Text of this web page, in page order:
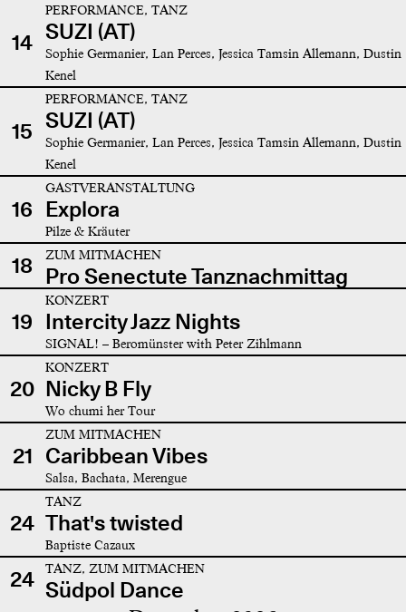
14
PERFORMANCE, TANZ
SUZI (AT)
Sophie Germanier, Lan Perces, Jessica Tamsin Allemann, Dustin
Kenel
15
PERFORMANCE, TANZ
SUZI (AT)
Sophie Germanier, Lan Perces, Jessica Tamsin Allemann, Dustin
Kenel
16
GASTVERANSTALTUNG
Explora
Pilze & Kräuter
18 ZUM MITMACHEN
Pro Senectute Tanznachmittag
19
KONZERT
Intercity Jazz Nights
SIGNAL! – Beromünster with Peter Zihlmann
20
KONZERT
Nicky B Fly
Wo chumi her Tour
21
ZUM MITMACHEN
Caribbean Vibes
Salsa, Bachata, Merengue
24
TANZ
That's twisted
Baptiste Cazaux
24 TANZ, ZUM MITMACHEN
Südpol Dance